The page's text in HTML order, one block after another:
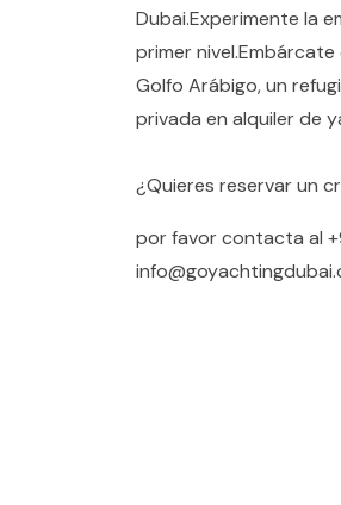
Dubai.Experimente la
primer
Golfo Arábigo, un
privada en alquiler de
¿Quieres reservar un
por favor contacta al